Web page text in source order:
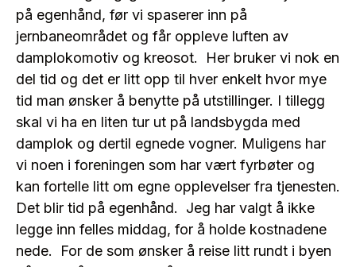
på egenhånd, før vi spaserer inn på
jernbaneområdet og får oppleve luften av
damplokomotiv og kreosot. Her bruker vi nok en
del tid og det er litt opp til hver enkelt hvor mye
tid man ønsker å benytte på utstillinger. I tillegg
skal vi ha en liten tur ut på landsbygda med
damplok og dertil egnede vogner. Muligens har
vi noen i foreningen som har vært fyrbøter og
kan fortelle litt om egne opplevelser fra tjenesten.
Det blir tid på egenhånd. Jeg har valgt å ikke
legge inn felles middag, for å holde kostnadene
nede. For de som ønsker å reise litt rundt i byen